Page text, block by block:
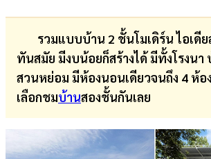
รวมแบบบ้าน 2 ชั้นโมเดิร์น ไอเดีย
ทันสมัย มีงบน้อยก็สร้างได้ มีทั้งโรงนา
สวนหย่อม มีห้องนอนเดียวจนถึง 4 ห้อ
เลือกชมบ้านสองชั้นกันเลย
ตรวจ
หวย
ผล
บอล
สด
การ
เงิน